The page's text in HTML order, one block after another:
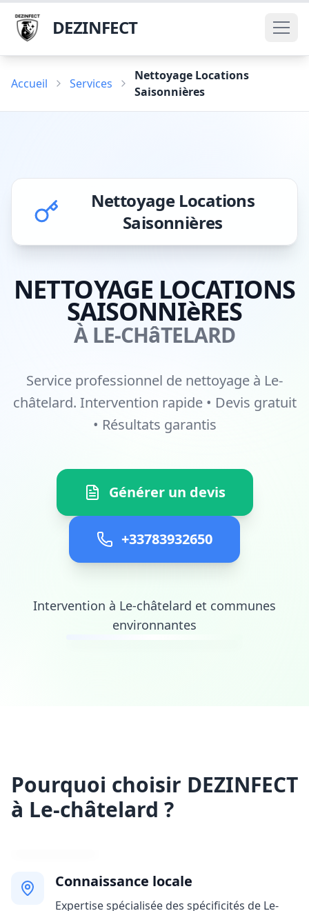
DEZINFECT
Accueil Services
Nettoyage Locations
Saisonnières
Nettoyage Locations
Saisonnières
NETTOYAGE LOCATIONS
SAISONNIèRES
À LE-CHâTELARD
Service professionnel de nettoyage à Le-
châtelard. Intervention rapide • Devis gratuit
• Résultats garantis
Générer un devis
+33783932650
Intervention à Le-châtelard et communes
environnantes
Pourquoi choisir DEZINFECT
à Le-châtelard ?
Connaissance locale
Expertise spécialisée des spécificités de Le-